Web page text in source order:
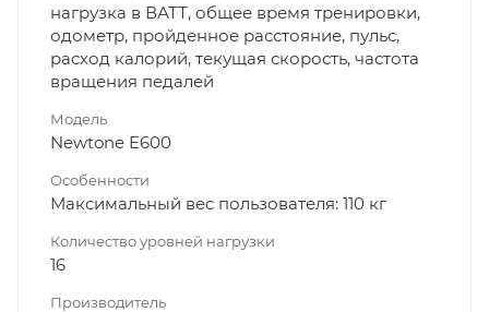
нагрузка в ВАТТ, общее время тренировки,
одометр, пройденное расстояние, пульс,
расход калорий, текущая скорость, частота
вращения педалей
Модель
Newtone E600
Особенности
Максимальный вес пользователя: 110 кг
Количество уровней нагрузки
16
Производитель